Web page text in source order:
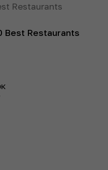
Restaurants
Best Restaurants